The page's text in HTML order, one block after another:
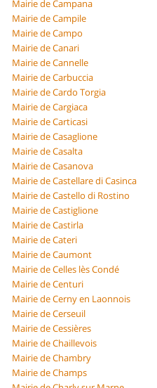
Mairie de Campana
Mairie de Campile
Mairie de Campo
Mairie de Canari
Mairie de Cannelle
Mairie de Carbuccia
Mairie de Cardo Torgia
Mairie de Cargiaca
Mairie de Carticasi
Mairie de Casaglione
Mairie de Casalta
Mairie de Casanova
Mairie de Castellare di Casinca
Mairie de Castello di Rostino
Mairie de Castiglione
Mairie de Castirla
Mairie de Cateri
Mairie de Caumont
Mairie de Celles lès Condé
Mairie de Centuri
Mairie de Cerny en Laonnois
Mairie de Cerseuil
Mairie de Cessières
Mairie de Chaillevois
Mairie de Chambry
Mairie de Champs